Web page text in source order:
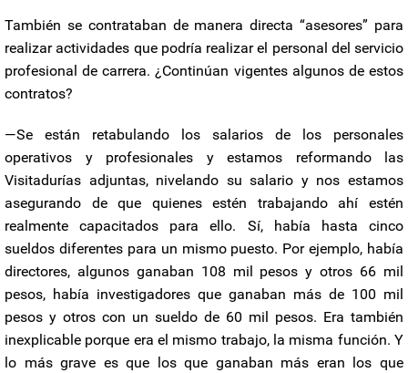
También se contrataban de manera directa “asesores” para
realizar actividades que podría realizar el personal del servicio
profesional de carrera. ¿Continúan vigentes algunos de estos
contratos?
—Se están retabulando los salarios de los personales
operativos y profesionales y estamos reformando las
Visitadurías adjuntas, nivelando su salario y nos estamos
asegurando de que quienes estén trabajando ahí estén
realmente capacitados para ello. Sí, había hasta cinco
sueldos diferentes para un mismo puesto. Por ejemplo, había
directores, algunos ganaban 108 mil pesos y otros 66 mil
pesos, había investigadores que ganaban más de 100 mil
pesos y otros con un sueldo de 60 mil pesos. Era también
inexplicable porque era el mismo trabajo, la misma función. Y
lo más grave es que los que ganaban más eran los que